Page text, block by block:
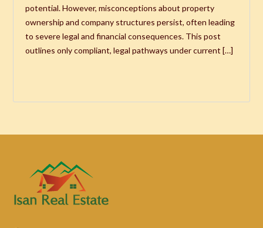
potential. However, misconceptions about property
ownership and company structures persist, often leading
to severe legal and financial consequences. This post
outlines only compliant, legal pathways under current […]